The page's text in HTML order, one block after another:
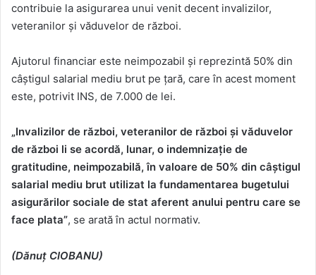
contribuie la asigurarea unui venit decent invalizilor,
veteranilor şi văduvelor de război.
Ajutorul financiar este neimpozabil și reprezintă 50% din
câștigul salarial mediu brut pe țară, care în acest moment
este, potrivit INS, de 7.000 de lei.
„Invalizilor de război, veteranilor de război şi văduvelor
de război li se acordă, lunar, o indemnizaţie de
gratitudine, neimpozabilă, în valoare de 50% din câştigul
salarial mediu brut utilizat la fundamentarea bugetului
asigurărilor sociale de stat aferent anului pentru care se
face plata”, se arată în actul normativ.
(Dănuț CIOBANU)